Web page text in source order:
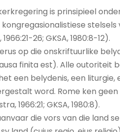
is prinsipieel
stelsels
26; GKSA, 1980:8-12).
op die onskriftuurlike
finita est). Alle outoriteit
een belydenis, een
word. Rome ken
1966:21; GKSA, 1980:8).
die vors van die land